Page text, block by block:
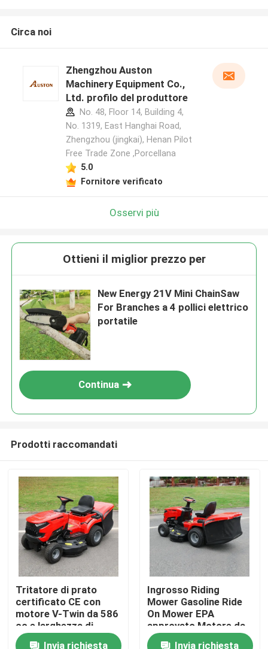
Lasciate un messaggio
Ti richiameremo presto!
Invia
Casa.
Prodotti
Video
Circa noi
Zhengzhou Auston
Machinery Equipment Co.,
Ltd. profilo del produttore
No. 48, Floor 14, Building 4,
No. 1319, East Hanghai Road,
Zhengzhou (jingkai), Henan Pilot
Free Trade Zone ,Porcellana
5.0
Fornitore verificato
Osservi più
Ottieni il miglior prezzo per
New Energy 21V Mini ChainSaw
For Branches a 4 pollici elettrico
portatile
Continua
Prodotti raccomandati
Tritatore di prato
certificato CE con
motore V-Twin da 586
cc e larghezza di
taglio di 40,2 pollici
Invia richiesta
Ingrosso Riding
Mower Gasoline Ride
On Mower EPA
approvato Motore da
420cc 38" Larghezza
Invia richiesta